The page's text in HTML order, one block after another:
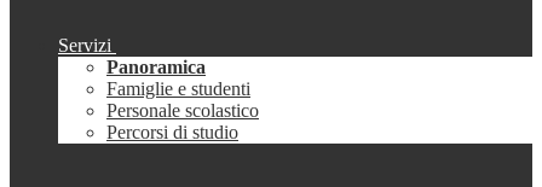
Servizi
Panoramica
Famiglie e studenti
Personale scolastico
Percorsi di studio